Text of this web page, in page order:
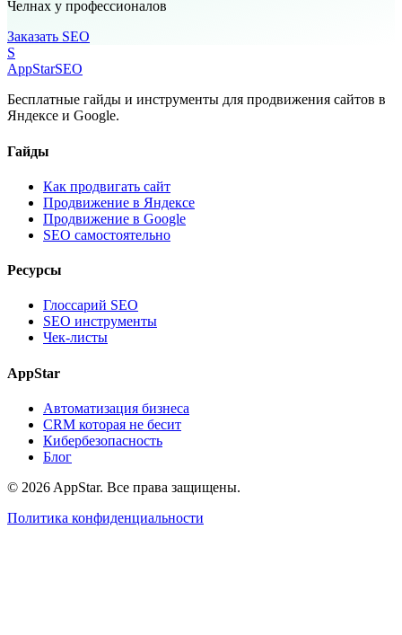
Челнах у профессионалов
Заказать SEO
S
AppStarSEO
Бесплатные гайды и инструменты для продвижения сайтов в
Яндексе и Google.
Гайды
Как продвигать сайт
Продвижение в Яндексе
Продвижение в Google
SEO самостоятельно
Ресурсы
Глоссарий SEO
SEO инструменты
Чек-листы
AppStar
Автоматизация бизнеса
CRM которая не бесит
Кибербезопасность
Блог
© 2026 AppStar. Все права защищены.
Политика конфиденциальности